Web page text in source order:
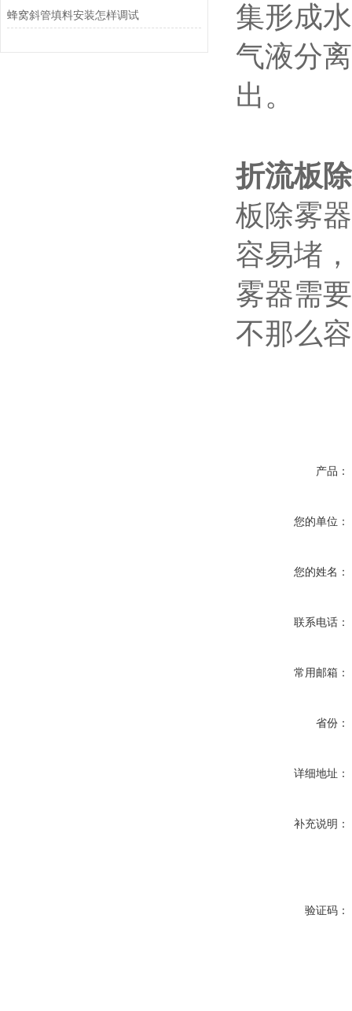
蜂窝斜管填料安装怎样调试
集形成
气液分
出。
折流板
板除雾
容易堵
雾器需
不那么
产品：
您的单位：
您的姓名：
联系电话：
常用邮箱：
省份：
详细地址：
补充说明：
验证码：